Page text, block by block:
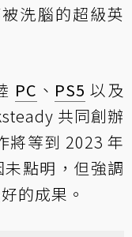
洗腦的超級英
PC 、 PS5 以及
共同創辦
將等到 2023 年
點明，但強調
的成果。